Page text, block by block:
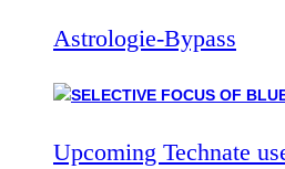
Astrologie-Bypass
Upcoming Technate